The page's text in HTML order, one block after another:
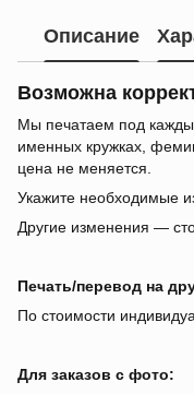
Описание
Возможна
Мы печатаем под
именных кружках,
цена не меняется.
Укажите необходимые
Другие изменения —
Печать/перевод на
По стоимости
Для заказов с фото: